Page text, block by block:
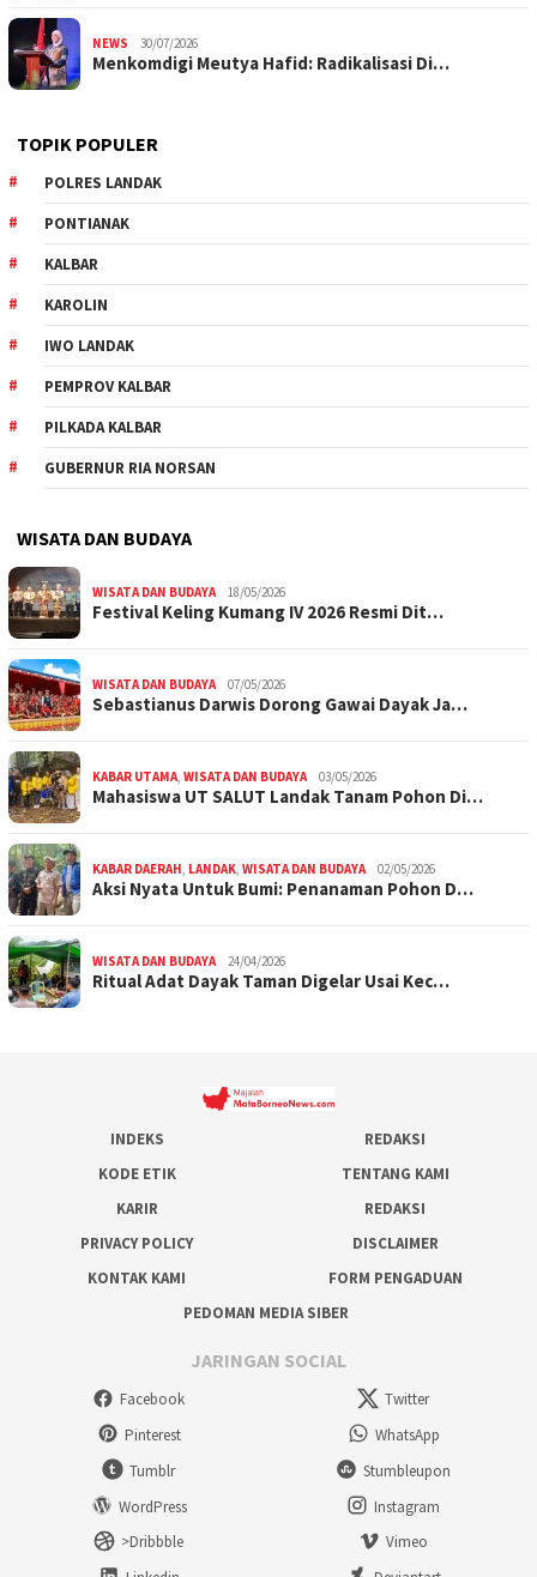
NEWS 30/07/2026
Menkomdigi Meutya Hafid: Radikalisasi Di…
TOPIK POPULER
POLRES LANDAK
PONTIANAK
KALBAR
KAROLIN
IWO LANDAK
PEMPROV KALBAR
PILKADA KALBAR
GUBERNUR RIA NORSAN
WISATA DAN BUDAYA
WISATA DAN BUDAYA 18/05/2026
Festival Keling Kumang IV 2026 Resmi Dit…
WISATA DAN BUDAYA 07/05/2026
Sebastianus Darwis Dorong Gawai Dayak Ja…
KABAR UTAMA, WISATA DAN BUDAYA 03/05/2026
Mahasiswa UT SALUT Landak Tanam Pohon Di…
KABAR DAERAH, LANDAK, WISATA DAN BUDAYA 02/05/2026
Aksi Nyata Untuk Bumi: Penanaman Pohon D…
WISATA DAN BUDAYA 24/04/2026
Ritual Adat Dayak Taman Digelar Usai Kec…
INDEKS
REDAKSI
KODE ETIK
TENTANG KAMI
KARIR
REDAKSI
PRIVACY POLICY
DISCLAIMER
KONTAK KAMI
FORM PENGADUAN
PEDOMAN MEDIA SIBER
JARINGAN SOCIAL
Facebook
Twitter
Pinterest
WhatsApp
Tumblr
Stumbleupon
WordPress
Instagram
>Dribbble
Vimeo